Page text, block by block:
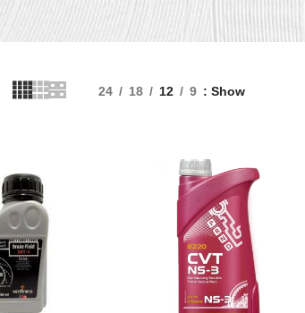
Show
9
12
18
24